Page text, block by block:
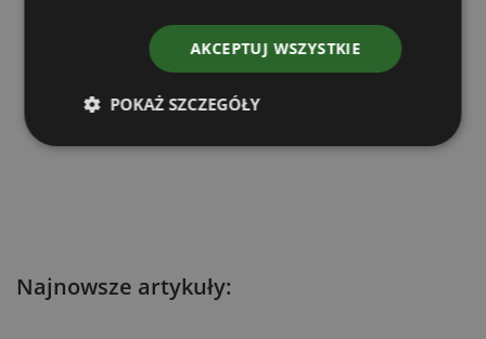
Najnowsze artykuły:
AKCEPTUJ WSZYSTKIE
POKAŻ SZCZEGÓŁY